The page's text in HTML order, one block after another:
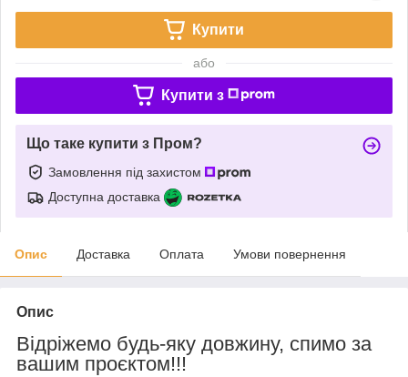
Купити
або
Купити з
Що таке купити з Пром?
Замовлення під захистом
Доступна доставка
Опис Доставка Оплата Умови повернення
Опис
Відріжемо будь-яку довжину, спимо за
вашим проєктом!!!